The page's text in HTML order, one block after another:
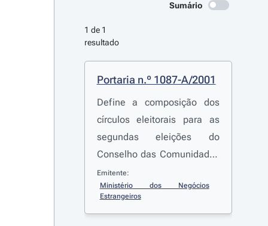
Sumário
1 de 1
resultado
Portaria n.º 1087-A/2001
Define a composição dos
círculos eleitorais para as
segundas eleições do
Conselho das Comunidades
Portuguesas
Emitente:
Ministério dos Negócios
Estrangeiros